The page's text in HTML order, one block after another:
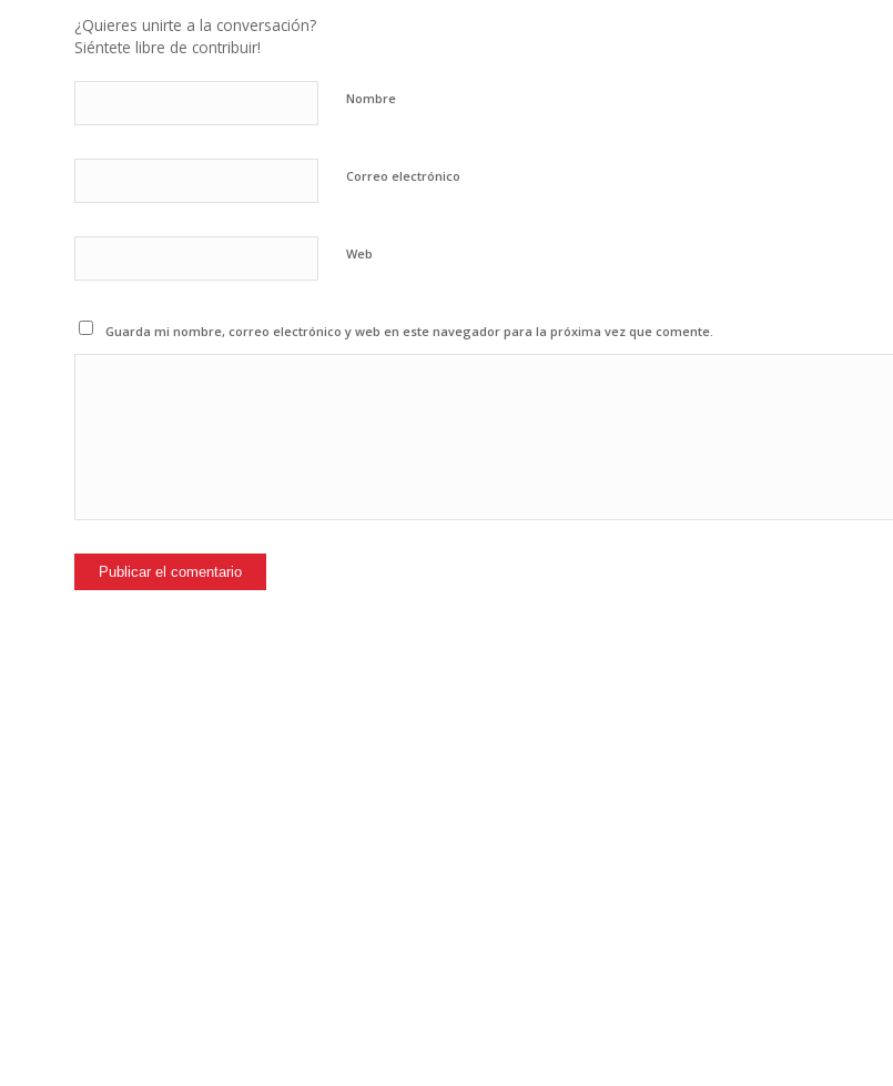
¿Quieres unirte a la conversación?
Siéntete libre de contribuir!
Nombre
Correo electrónico
Web
Guarda mi nombre, correo electrónico y web en este navegador para la próxima vez que comente.